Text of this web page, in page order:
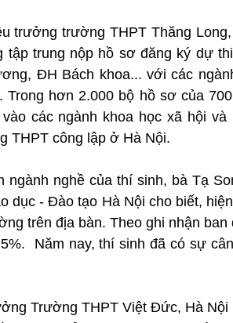
trưởng trường THPT Thăng
tập trung nộp hồ sơ đăng ký dự
ĐH Bách khoa... với các
Trong hơn 2.000 bộ hồ sơ của
các ngành khoa học xã hội và
THPT công lập ở Hà Nội.
nghề của thí sinh, bà Tạ
dục - Đào tạo Hà Nội cho biết,
trên địa bàn. Theo ghi nhận
Năm nay, thí sinh đã có sự
Trường THPT Việt Đức, Hà Nội